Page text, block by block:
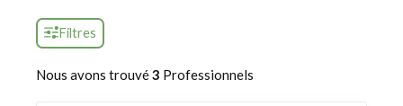
Filtres
Nous avons trouvé3 Professionnels